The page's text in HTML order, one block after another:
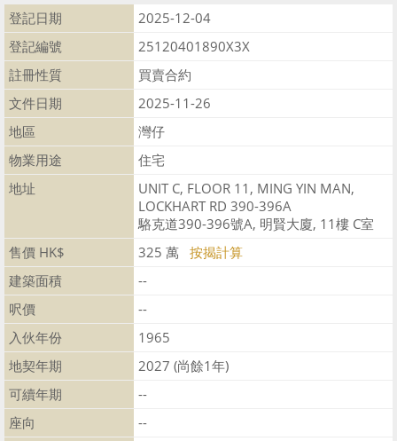
登記日期
2025-12-04
登記編號
25120401890X3X
註冊性質
買賣合約
文件日期
2025-11-26
地區
灣仔
物業用途
住宅
地址
UNIT C, FLOOR 11, MING YIN MAN,
LOCKHART RD 390-396A
駱克道390-396號A, 明賢大廈, 11樓 C室
售價 HK$
325 萬 按揭計算
建築面積
--
呎價
--
入伙年份
1965
地契年期
2027 (尚餘1年)
可續年期
--
座向
--